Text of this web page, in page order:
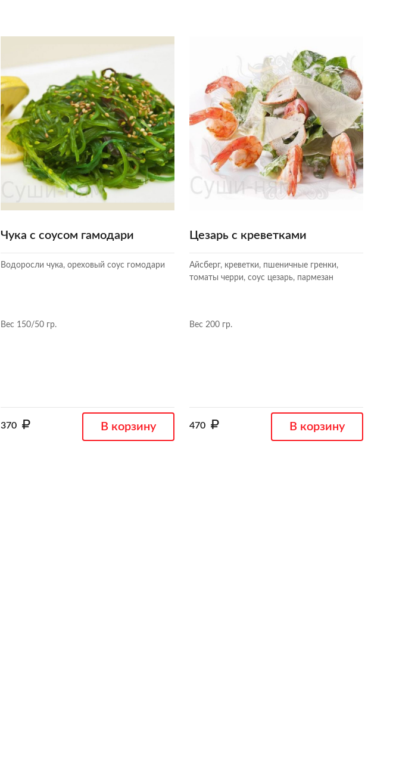
Чука с соусом гамодари
Водоросли чука, ореховый соус гомодари
Вес 150/50 гр.
370 В корзину
Цезарь с креветками
Айсберг, креветки, пшеничные гренки,
томаты черри, соус цезарь, пармезан
Вес 200 гр.
470 В корзину